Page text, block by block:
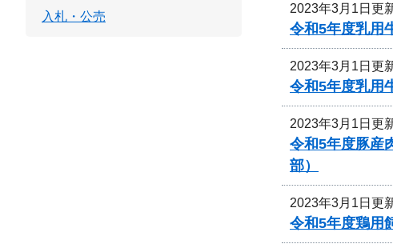
2023年3月1日更
令和5年度乳用
2023年3月1日更
令和5年度乳用
2023年3月1日更
令和5年度豚産
部）
2023年3月1日更
令和5年度鶏用
入札・公売